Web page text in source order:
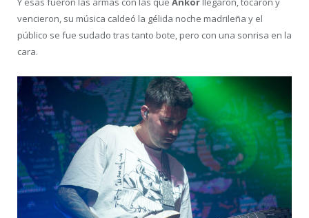
vencieron, su música caldeó la gélida noche madrileña y el
público se fue sudado tras tanto bote, pero con una sonrisa en la
cara.